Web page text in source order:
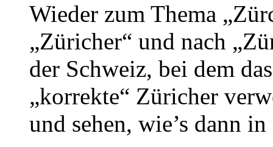
Wieder zum Thema
„Züricher“ und nach
der Schweiz, bei dem
„korrekte“ Züricher
und sehen, wie’s dann